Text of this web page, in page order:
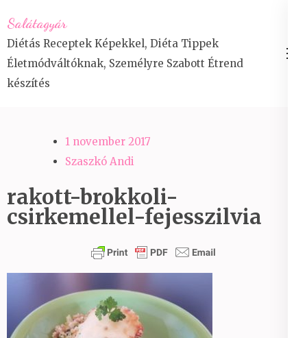
to
content
(Press
Enter)
Salátagyár
Diétás Receptek Képekkel, Diéta Tippek
Életmódváltóknak, Személyre Szabott Étrend
készítés
1 november 2017
Szaszkó Andi
rakott-brokkoli-
csirkemellel-fejesszilvia